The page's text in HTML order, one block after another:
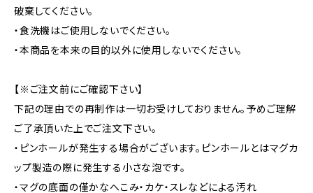
破棄してください。
・食洗機はご使用しないでください。
・本商品を本来の目的以外に使用しないでください。
【※ご注文前にご確認下さい】
下記の理由での再制作は一切お受けしておりません。予めご理解
ご了承頂いた上でご注文下さい。
・ピンホールが発生する場合がございます。ピンホールとはマグカ
ップ製造の際に発生する小さな泡です。
・マグの底面の僅かなへこみ・カケ・スレなどによる汚れ